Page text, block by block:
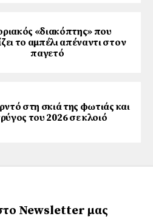
«διακόπτης» που
το αμπέλι απέναντι στον
παγετό
στη σκιά της φωτιάς και
του 2026 σε κλοιό
Newsletter μας